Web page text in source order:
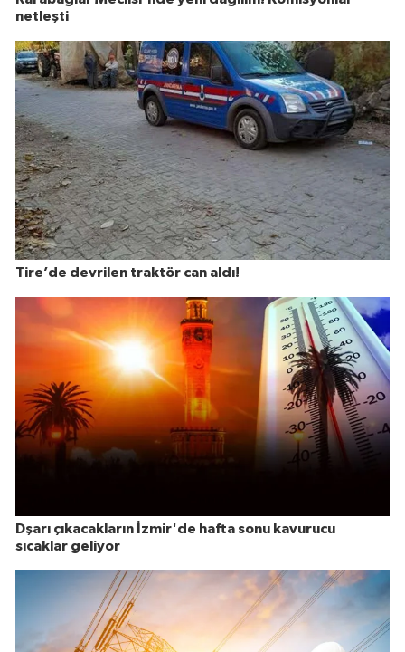
netleşti
Tire’de devrilen traktör can aldı!
Dşarı çıkacakların İzmir'de hafta sonu kavurucu
sıcaklar geliyor